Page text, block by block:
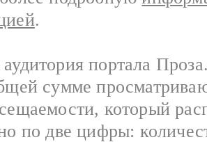
.
портала
сумме
который
по две цифры: